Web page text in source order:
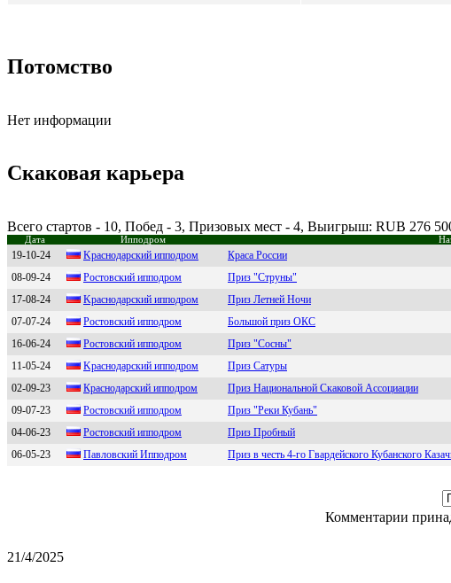
Потомство
Нет информации
Скаковая карьера
Всего стартов - 10, Побед - 3, Призовых мест - 4, Выигрыш: RUB 276
Дата Ипподром
19-10-24 Kpaснoдapский иппoдpoм Краса России
08-09-24
Pостовский ипподром Приз "Струны"
17-08-24
Kраcнодарcкий ипподром Приз Летней Ночи
07-07-24
Poстoвский иппoдpoм Большой приз ОКС
16-06-24
Рocтoвcкий иппoдрoм Приз "Сосны"
11-05-24
Kраcнoдарcкий иппoдрoм Приз Сатуры
02-09-23
Крacнодaрcкий ипподром Приз Национальной Скаковой Ассоциации
09-07-23
Pостовский ипподром Приз "Реки Кубань"
04-06-23
Рoстoвский иппoдрoм Приз Пробный
06-05-23
Пaвловcкий Ипподром Приз в честь 4-го Гвардейского Кубанского
Комментарии
21/4/2025